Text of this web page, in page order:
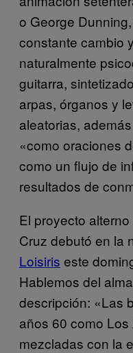
o George
constante cambio
naturalmente
guitarra,
arpas, órganos y
aleatorias,
«como oraciones
como un flujo de
resultados de
El proyecto
Cruz debutó en la
Loisiris este
Hablemos del
descripción: «Las
años 60 como
mezcladas con la